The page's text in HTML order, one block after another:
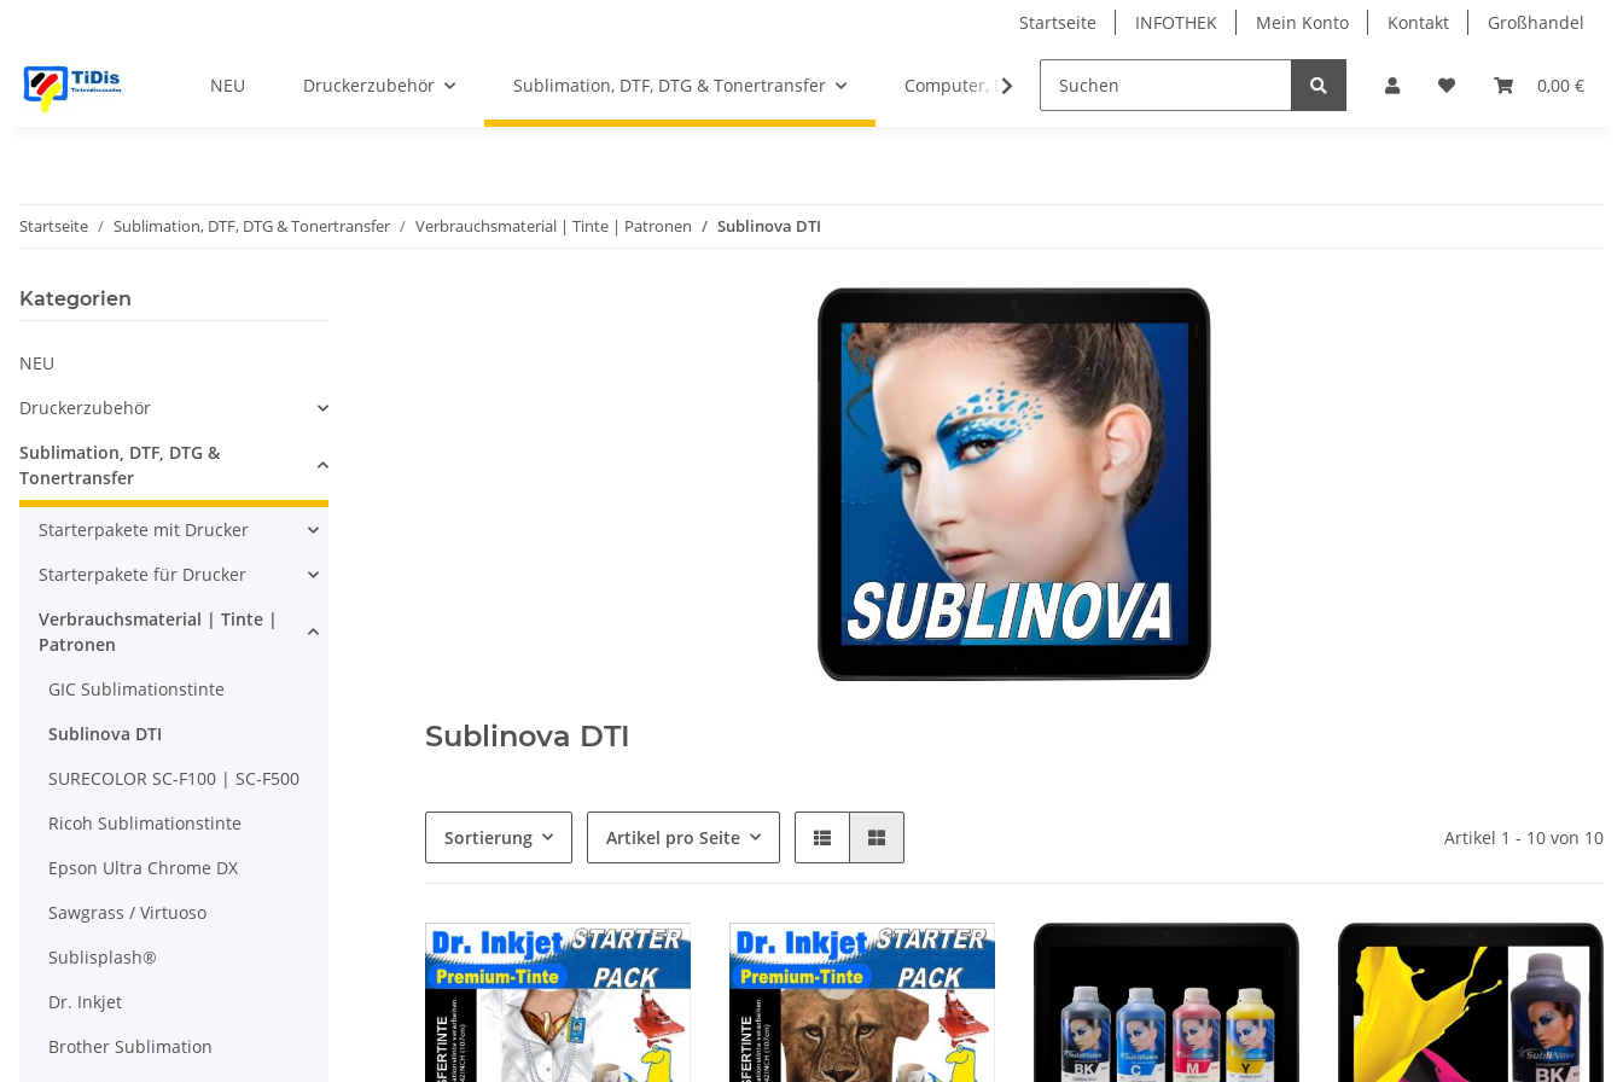
Startseite INFOTHEK Mein Konto Kontakt Großhandel
0,00 €
NEU Druckerzubehör Sublimation, DTF, DTG & Tonertransfer Computer, Drucker & Bürobedarf PVC Kartendrucker & Zubehör TiDis
Startseite Sublimation, DTF, DTG & Tonertransfer Verbrauchsmaterial | Tinte | Patronen Sublinova DTI
Sublinova DTI
Sortierung Artikel pro Seite Artikel 1 - 10 von 10
Kategorien
NEU
Druckerzubehör
Sublimation, DTF, DTG &
Tonertransfer
Starterpakete mit Drucker
Starterpakete für Drucker
Verbrauchsmaterial | Tinte |
Patronen
GIC Sublimationstinte
Sublinova DTI
SURECOLOR SC-F100 | SC-F500
Ricoh Sublimationstinte
Epson Ultra Chrome DX
Sawgrass / Virtuoso
Sublisplash®
Dr. Inkjet
Brother Sublimation